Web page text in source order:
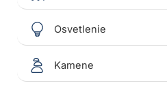
Osvetlenie
Kamene